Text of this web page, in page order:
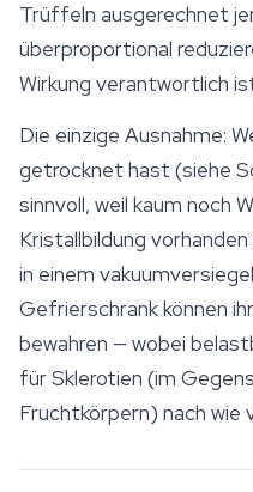
Trüffeln ausgerechnet
überproportional
Wirkung verantwortlich
Die einzige Ausnahme:
getrocknet hast (siehe
sinnvoll, weil kaum noch
Kristallbildung
in einem
Gefrierschrank können
bewahren — wobei
für Sklerotien (im
Fruchtkörpern) nach wie